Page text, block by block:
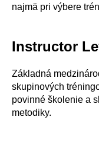
najmä pri výbere
Instructor
Základná
skupinových
povinné školenie a
metodiky.